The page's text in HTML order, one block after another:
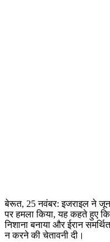
बेरूत, 25 नवंबर:इजराइल ने
पर हमला किया, यह कहते हुए
निशाना बनाया और ईरान
न करने की चेतावनी दी।